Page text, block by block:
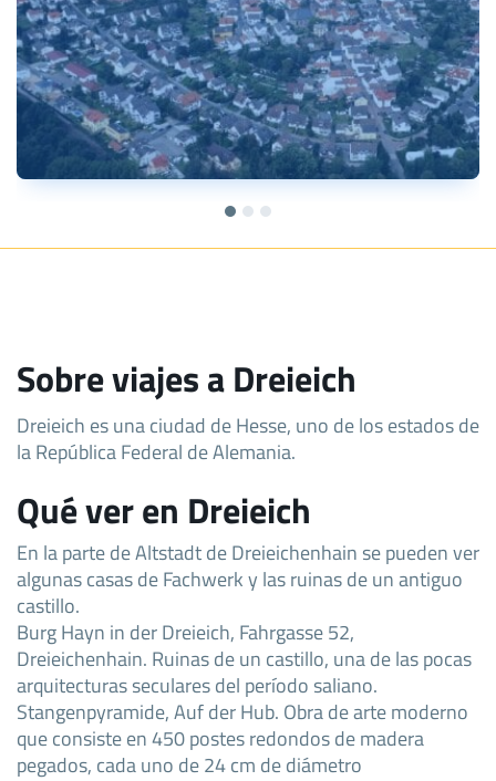
Sobre viajes a Dreieich
Dreieich es una ciudad de Hesse, uno de los estados de
la República Federal de Alemania.
Qué ver en Dreieich
En la parte de Altstadt de Dreieichenhain se pueden ver
algunas casas de Fachwerk y las ruinas de un antiguo
castillo.
Burg Hayn in der Dreieich, Fahrgasse 52,
Dreieichenhain. Ruinas de un castillo, una de las pocas
arquitecturas seculares del período saliano.
Stangenpyramide, Auf der Hub. Obra de arte moderno
que consiste en 450 postes redondos de madera
pegados, cada uno de 24 cm de diámetro